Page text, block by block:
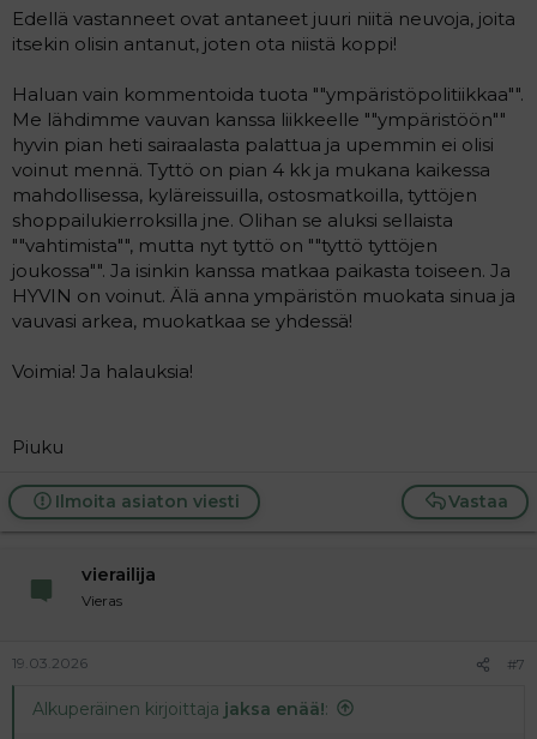
Edellä vastanneet ovat antaneet juuri niitä neuvoja, joita
itsekin olisin antanut, joten ota niistä koppi!
Haluan vain kommentoida tuota ""ympäristöpolitiikkaa"".
Me lähdimme vauvan kanssa liikkeelle ""ympäristöön""
hyvin pian heti sairaalasta palattua ja upemmin ei olisi
voinut mennä. Tyttö on pian 4 kk ja mukana kaikessa
mahdollisessa, kyläreissuilla, ostosmatkoilla, tyttöjen
shoppailukierroksilla jne. Olihan se aluksi sellaista
""vahtimista"", mutta nyt tyttö on ""tyttö tyttöjen
joukossa"". Ja isinkin kanssa matkaa paikasta toiseen. Ja
HYVIN on voinut. Älä anna ympäristön muokata sinua ja
vauvasi arkea, muokatkaa se yhdessä!
Voimia! Ja halauksia!
Piuku
Vastaa
Ilmoita asiaton viesti
vierailija
Vieras
19.03.2026 #7
Alkuperäinen kirjoittaja jaksa enää!: